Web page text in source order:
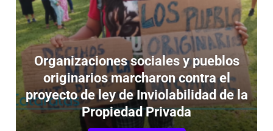
Organizaciones sociales y pueblos
originarios marcharon contra el
proyecto de ley de Inviolabilidad de la
Propiedad Privada
6 de agosto de 2026